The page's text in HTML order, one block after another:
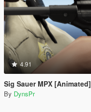
4.91
Sig Sauer MPX [Animated]
By DynsPr